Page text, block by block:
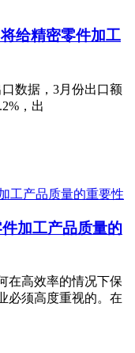
给精密零件加工
数据，3月份出口额
，出
加工产品质量的
在高效率的情况下保
必须高度重视的。在